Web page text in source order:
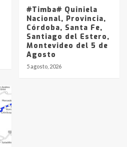
#Timba# Quiniela
Nacional, Provincia,
Córdoba, Santa Fe,
Santiago del Estero,
Montevideo del 5 de
Agosto
5 agosto, 2026